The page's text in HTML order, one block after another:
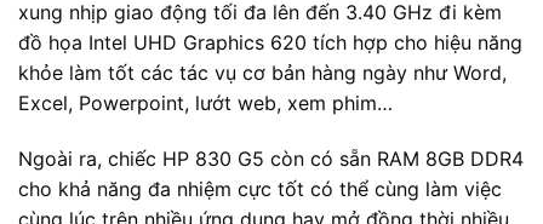
xung nhịp giao động tối đa lên đến 3.40 GHz đi kèm
đồ họa Intel UHD Graphics 620 tích hợp cho hiệu năng
khỏe làm tốt các tác vụ cơ bản hàng ngày như Word,
Excel, Powerpoint, lướt web, xem phim…
Ngoài ra, chiếc HP 830 G5 còn có sẵn RAM 8GB DDR4
cho khả năng đa nhiệm cực tốt có thể cùng làm việc
cùng lúc trên nhiều ứng dụng hay mở đồng thời nhiều